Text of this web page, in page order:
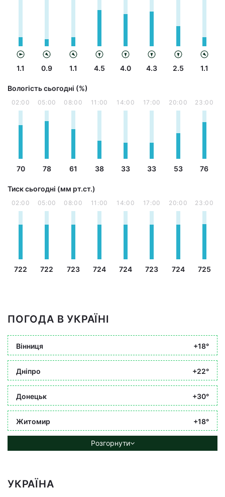
1.1 0.9 1.1 4.5 4.0 4.3 2.5 1.1
Вологість сьогодні (%)
02:00
70
05:00
78
08:00
61
11:00
38
14:00
33
17:00
33
20:00
53
23:00
76
Тиск сьогодні (мм рт.ст.)
02:00
722
05:00
722
08:00
723
11:00
724
14:00
724
17:00
723
20:00
724
23:00
725
ПОГОДА В УКРАЇНІ
Вінниця +18°
Дніпро +22°
Донецьк +30°
Житомир +18°
Розгорнути
УКРАЇНА